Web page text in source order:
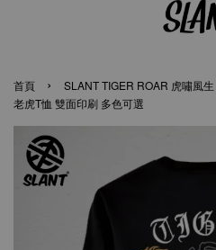
首頁 ›
SLANT TIGER ROAR 虎嘯風
老虎T恤 雙面印刷 多色可選